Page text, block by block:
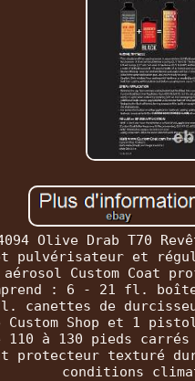
Olive Drab T70
et
aérosol Custom
: 6 - 21 fl.
canettes de
Shop et 1
à 130 pieds carrés
protecteur texturé
conditions